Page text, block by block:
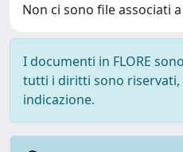
Non ci sono file associati
I documenti in FLORE
tutti i diritti sono riservati,
indicazione.